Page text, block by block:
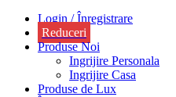
Login / Înregistrare
Reduceri
Produse Noi
Ingrijire Personala
Ingrijire Casa
Produse de Lux